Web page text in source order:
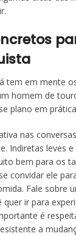
tem em mente
homem de
plano em
nas
Indiretas leves
bem para os
convidar ele
Fale sobre
quer ir para
é
a